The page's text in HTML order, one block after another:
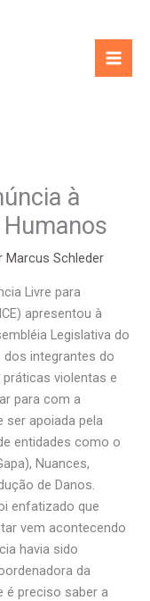
à
Marcus Schleder
Livre para
apresentou à
Legislativa do
dos integrantes do
práticas violentas e
para com a
ser apoiada pela
entidades como o
Nuances,
de Danos.
enfatizado que
vem acontecendo
havia sido
da
é preciso saber a